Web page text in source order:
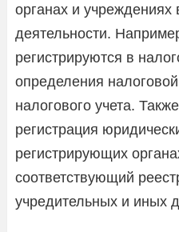
органах и
деятельности.
регистрируются в
определения
налогового учета.
регистрация
регистрирующих
соответствующий
учредительных и иных